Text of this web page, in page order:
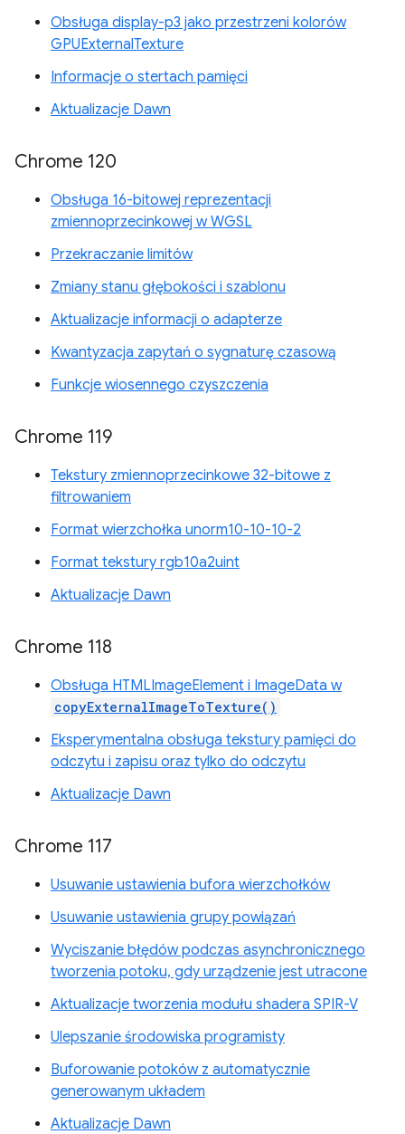
Obsługa display-p3 jako przestrzeni kolorów
GPUExternalTexture
Informacje o stertach pamięci
Aktualizacje Dawn
Chrome 120
Obsługa 16-bitowej reprezentacji
zmiennoprzecinkowej w WGSL
Przekraczanie limitów
Zmiany stanu głębokości i szablonu
Aktualizacje informacji o adapterze
Kwantyzacja zapytań o sygnaturę czasową
Funkcje wiosennego czyszczenia
Chrome 119
Tekstury zmiennoprzecinkowe 32-bitowe z
filtrowaniem
Format wierzchołka unorm10-10-10-2
Format tekstury rgb10a2uint
Aktualizacje Dawn
Chrome 118
Obsługa HTMLImageElement i ImageData w
copyExternalImageToTexture()
Eksperymentalna obsługa tekstury pamięci do
odczytu i zapisu oraz tylko do odczytu
Aktualizacje Dawn
Chrome 117
Usuwanie ustawienia bufora wierzchołków
Usuwanie ustawienia grupy powiązań
Wyciszanie błędów podczas asynchronicznego
tworzenia potoku, gdy urządzenie jest utracone
Aktualizacje tworzenia modułu shadera SPIR-V
Ulepszanie środowiska programisty
Buforowanie potoków z automatycznie
generowanym układem
Aktualizacje Dawn